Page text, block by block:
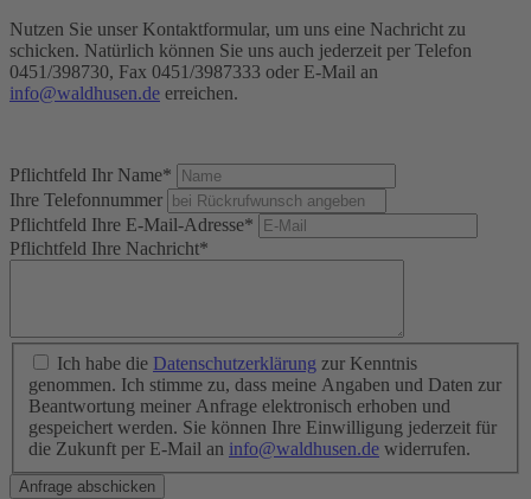
Nutzen Sie unser Kontaktformular, um uns eine Nachricht zu
schicken. Natürlich können Sie uns auch jederzeit per Telefon
0451/398730, Fax 0451/3987333 oder E-Mail an
info@waldhusen.de erreichen.
Pflichtfeld Ihr Name*
Ihre Telefonnummer
Pflichtfeld Ihre E-Mail-Adresse*
Pflichtfeld Ihre Nachricht*
Ich habe die Datenschutzerklärung zur Kenntnis
genommen. Ich stimme zu, dass meine Angaben und Daten zur
Beantwortung meiner Anfrage elektronisch erhoben und
gespeichert werden. Sie können Ihre Einwilligung jederzeit für
die Zukunft per E-Mail an info@waldhusen.de widerrufen.